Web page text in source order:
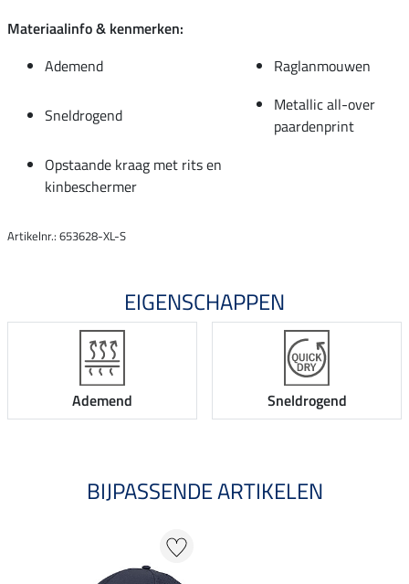
Materiaalinfo & kenmerken:
Ademend
Raglanmouwen
Sneldrogend
Metallic all-over
paardenprint
Opstaande kraag met rits en
kinbeschermer
Artikelnr.: 653628-XL-S
EIGENSCHAPPEN
Ademend Sneldrogend
BIJPASSENDE ARTIKELEN